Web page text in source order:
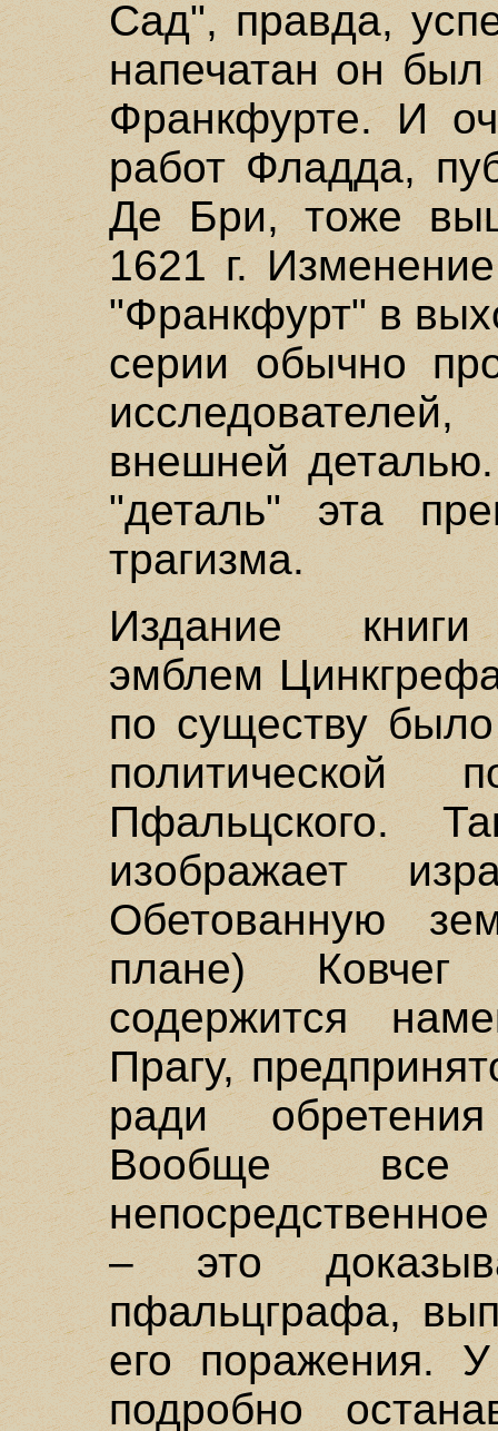
Сад", правда,
напечатан он
Франкфурте. И
работ Фладда,
Де Бри, тоже
1621 г.
"Франкфурт" в
серии обычно
внешней
"деталь" эта
трагизма.
Издание книги
эмблем
по существу
политической
Пфальцского.
изображает
Обетованную
плане)
содержится
Прагу,
ради
Вообще все
– это
пфальцграфа,
его поражения.
подробно